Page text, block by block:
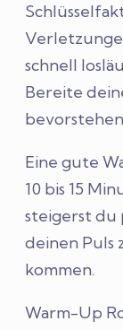
schnell
Bereite
Eine gute
10 bis 15
steigerst du
deinen Puls
kommen.
Warm-Up